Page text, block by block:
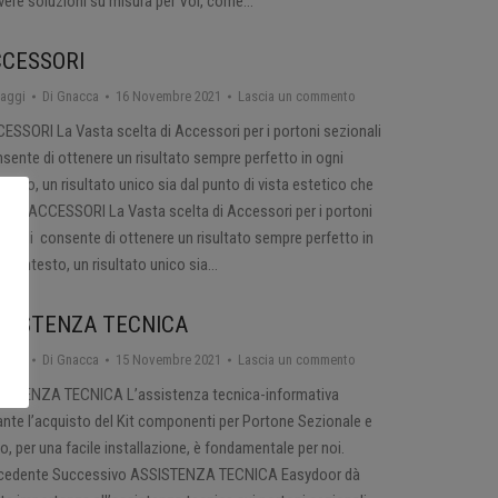
Di Gnacca 16 Novembre 2021 Lascia un commento
La Vasta scelta di Accessori per i portoni sezionali
di ottenere un risultato sempre perfetto in ogni
un risultato unico sia dal punto di vista estetico che
ACCESSORI La Vasta scelta di Accessori per i portoni
consente di ottenere un risultato sempre perfetto in
contesto, un risultato unico sia…
TECNICA
Di Gnacca 15 Novembre 2021 Lascia un commento
TECNICA L’assistenza tecnica-informativa
l’acquisto del Kit componenti per Portone Sezionale e
per una facile installazione, è fondamentale per noi.
Successivo ASSISTENZA TECNICA Easydoor dà